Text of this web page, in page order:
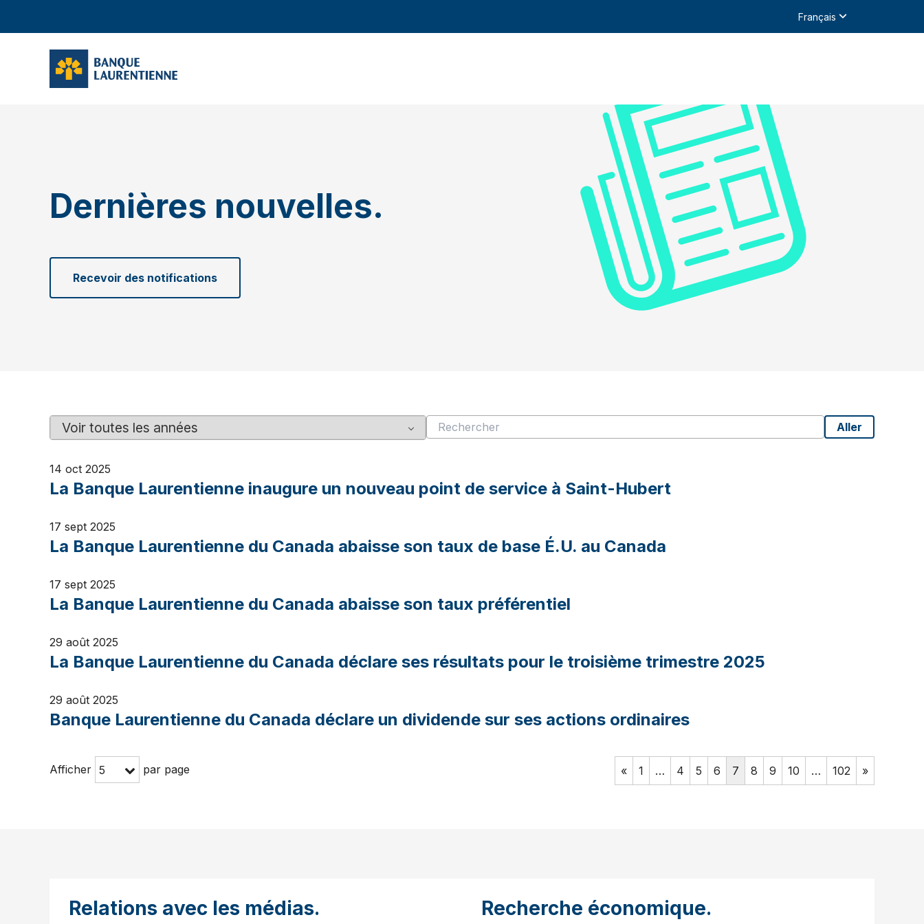
Français
Dernières nouvelles.
Recevoir des notifications
e
r
o
s
c
é
Aller
14 oct 2025
La Banque Laurentienne inaugure un nouveau point de service à Saint-Hubert
17 sept 2025
La Banque Laurentienne du Canada abaisse son taux de base É.U. au Canada
17 sept 2025
La Banque Laurentienne du Canada abaisse son taux préférentiel
29 août 2025
La Banque Laurentienne du Canada déclare ses résultats pour le troisième trimestre 2025
29 août 2025
Banque Laurentienne du Canada déclare un dividende sur ses actions ordinaires
Afficher 5 par page « 1 … 4 5 6 7 8 9 10 … 102 »
Relations avec les médias. Recherche économique.